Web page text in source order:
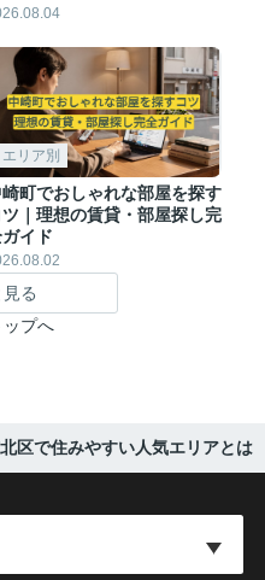
エリア別
町でおしゃれな部屋を探す
ツ｜理想の賃貸・部屋探し完
イド
る
ップへ
区で住みやすい人気エリアとは